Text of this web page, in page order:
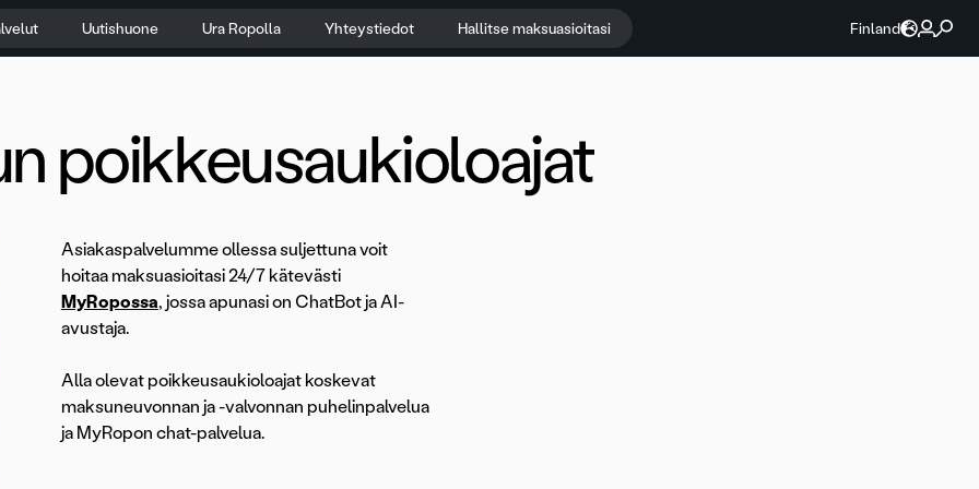
Uutishuone Ura Ropolla Yhteystiedot Hallitse maksuasioitasi Finland
poikkeusaukioloajat
Asiakaspalvelumme ollessa suljettuna voit
hoitaa maksuasioitasi 24/7 kätevästi
MyRopossa, jossa apunasi on ChatBot ja AI-
avustaja.
Alla olevat poikkeusaukioloajat koskevat
maksuneuvonnan ja -valvonnan puhelinpalvelua
ja MyRopon chat-palvelua.